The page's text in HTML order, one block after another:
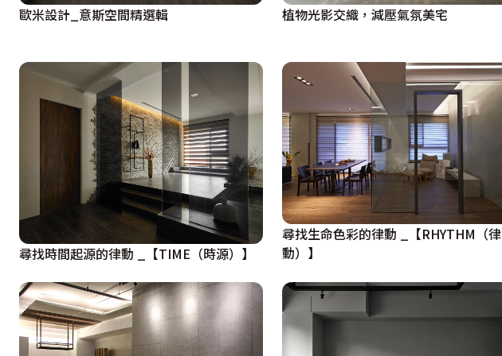
歐米設計_意斯空間精選輯 植物光影交織，減壓氣氛美宅
尋找時間起源的律動 _【TIME（時源）】
尋找生命色彩的律動 _【RHYTHM（律
動）】